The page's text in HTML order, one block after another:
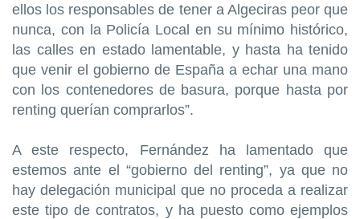
ellos los responsables de tener a Algeciras peor que
nunca, con la Policía Local en su mínimo histórico,
las calles en estado lamentable, y hasta ha tenido
que venir el gobierno de España a echar una mano
con los contenedores de basura, porque hasta por
renting querían comprarlos”.
A este respecto, Fernández ha lamentado que
estemos ante el “gobierno del renting”, ya que no
hay delegación municipal que no proceda a realizar
este tipo de contratos, y ha puesto como ejemplos